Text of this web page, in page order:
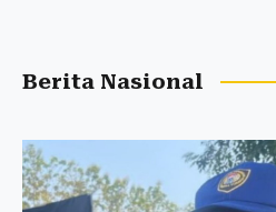
Berita Nasional